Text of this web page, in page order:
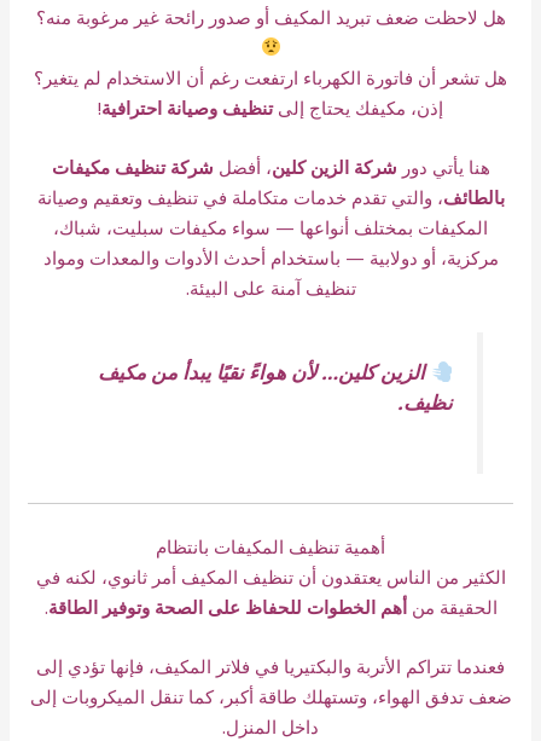
هل لاحظت ضعف تبريد المكيف أو صدور رائحة غير مرغوبة منه؟
هل تشعر أن فاتورة الكهرباء ارتفعت رغم أن الاستخدام لم يتغير؟
إذن، مكيفك يحتاج إلىتنظيف وصيانة احترافية!
هنا يأتي دور شركة الزين كلين، أفضل شركة تنظيف مكيفات
بالطائف، والتي تقدم خدمات متكاملة في تنظيف وتعقيم وصيانة
المكيفات بمختلف أنواعها — سواء مكيفات سبليت، شباك،
مركزية، أو دولابية — باستخدام أحدث الأدوات والمعدات ومواد
تنظيف آمنة على البيئة.
الزين كلين… لأن هواءً نقيًا يبدأ من مكيف
نظيف.
أهمية تنظيف المكيفات بانتظام
الكثير من الناس يعتقدون أن تنظيف المكيف أمر ثانوي، لكنه في
الحقيقة منأهم الخطوات للحفاظ على الصحة وتوفير الطاقة.
فعندما تتراكم الأتربة والبكتيريا في فلاتر المكيف، فإنها تؤدي إلى
ضعف تدفق الهواء، وتستهلك طاقة أكبر، كما تنقل الميكروبات إلى
داخل المنزل.